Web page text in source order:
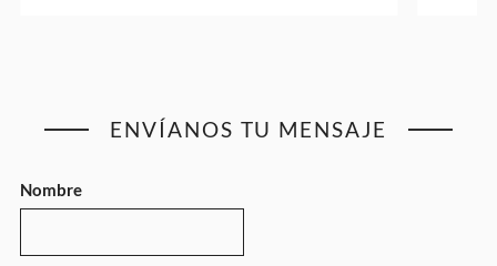
ENVÍANOS TU MENSAJE
Nombre